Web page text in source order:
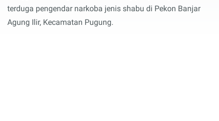
terduga pengendar narkoba jenis shabu di Pekon Banjar
Agung Ilir, Kecamatan Pugung.